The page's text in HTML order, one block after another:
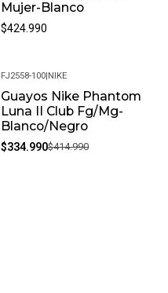
Mujer-Blanco
$424.990
-19%
FJ2558-100 NIKE
Guayos Nike Phantom
Luna II Club Fg/Mg-
Blanco/Negro
$334.990$414.990